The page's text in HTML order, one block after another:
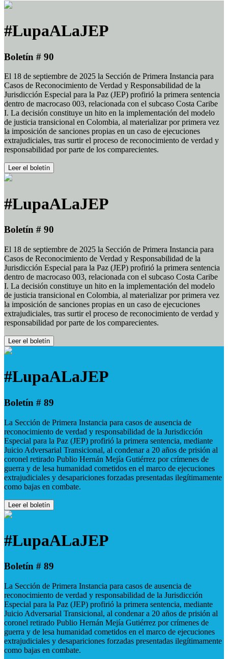
#LupaALaJEP
Boletín # 90
El 18 de septiembre de 2025 la Sección de Primera Instancia para
Casos de Reconocimiento de Verdad y Responsabilidad de la
Jurisdicción Especial para la Paz (JEP) profirió la primera sentencia
dentro de macrocaso 003, relacionada con el subcaso Costa Caribe
I. La decisión constituye un hito en la implementación del modelo
de justicia transicional en Colombia, al materializar por primera vez
la imposición de sanciones propias en un caso de ejecuciones
extrajudiciales, tras surtir el proceso de reconocimiento de verdad y
responsabilidad por parte de los comparecientes.
Leer el boletín
#LupaALaJEP
Boletín # 90
El 18 de septiembre de 2025 la Sección de Primera Instancia para
Casos de Reconocimiento de Verdad y Responsabilidad de la
Jurisdicción Especial para la Paz (JEP) profirió la primera sentencia
dentro de macrocaso 003, relacionada con el subcaso Costa Caribe
I. La decisión constituye un hito en la implementación del modelo
de justicia transicional en Colombia, al materializar por primera vez
la imposición de sanciones propias en un caso de ejecuciones
extrajudiciales, tras surtir el proceso de reconocimiento de verdad y
responsabilidad por parte de los comparecientes.
Leer el boletín
#LupaALaJEP
Boletín # 89
La Sección de Primera Instancia para casos de ausencia de
reconocimiento de verdad y responsabilidad de la Jurisdicción
Especial para la Paz (JEP) profirió la primera sentencia, mediante
Juicio Adversarial Transicional, al condenar a 20 años de prisión al
coronel retirado Publio Hernán Mejía Gutiérrez por crímenes de
guerra y de lesa humanidad cometidos en el marco de ejecuciones
extrajudiciales y desapariciones forzadas presentadas ilegítimamente
como bajas en combate.
Leer el boletín
#LupaALaJEP
Boletín # 89
La Sección de Primera Instancia para casos de ausencia de
reconocimiento de verdad y responsabilidad de la Jurisdicción
Especial para la Paz (JEP) profirió la primera sentencia, mediante
Juicio Adversarial Transicional, al condenar a 20 años de prisión al
coronel retirado Publio Hernán Mejía Gutiérrez por crímenes de
guerra y de lesa humanidad cometidos en el marco de ejecuciones
extrajudiciales y desapariciones forzadas presentadas ilegítimamente
como bajas en combate.